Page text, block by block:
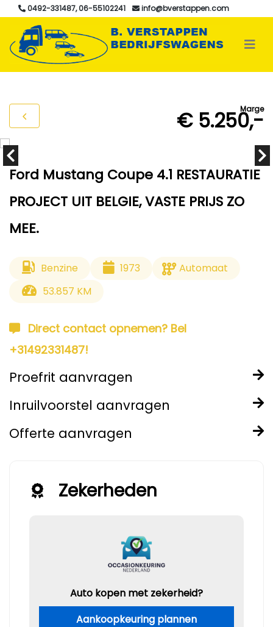
0492-331487, 06-55102241 info@bverstappen.com
Marge
€ 5.250,-
Ford Mustang Coupe 4.1 RESTAURATIE
PROJECT UIT BELGIE, VASTE PRIJS ZO
MEE.
Benzine 1973
Automaat
53.857 KM
Direct contact opnemen? Bel
+31492331487!
Proefrit aanvragen
Inruilvoorstel aanvragen
Offerte aanvragen
Zekerheden
Auto kopen met zekerheid?
Aankoopkeuring plannen